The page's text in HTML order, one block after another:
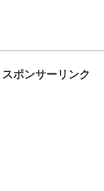
スポンサーリンク